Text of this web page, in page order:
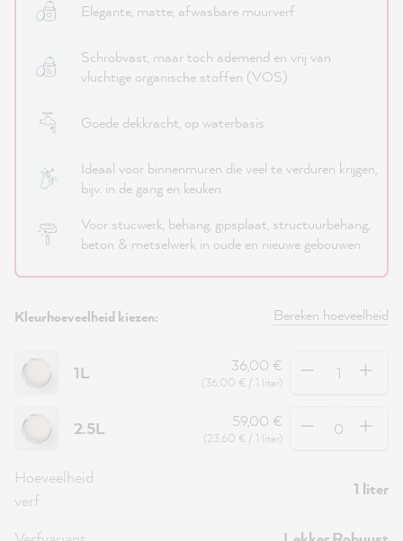
Elegante, matte, afwasbare muurverf
Schrobvast, maar toch ademend en vrij van
vluchtige organische stoffen (VOS)
Goede dekkracht, op waterbasis
Ideaal voor binnenmuren die veel te verduren krijgen,
bijv. in de gang en keuken
Voor stucwerk, behang, gipsplaat, structuurbehang,
beton & metselwerk in oude en nieuwe gebouwen
Kleurhoeveelheid kiezen: Bereken hoeveelheid
1L 36,00 €
(36,00 € / 1 liter)
Hoeveelheid
2.5L 59,00 €
(23,60 € / 1 liter)
Hoeveelheid
Hoeveelheid
verf
1 liter